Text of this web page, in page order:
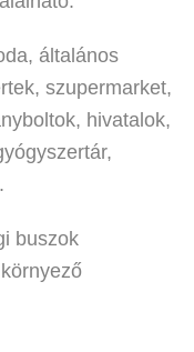
általános
szupermarket,
hivatalok,
buszok